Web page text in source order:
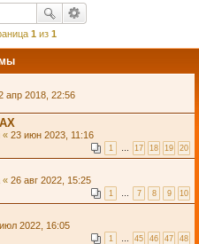
1 из 1
апр 2018, 22:56
« 23 июн 2023, 11:16
1 … 17 18 19 20
« 26 авг 2022, 15:25
1 … 7 8 9 10
2022, 16:05
1 … 45 46 47 48